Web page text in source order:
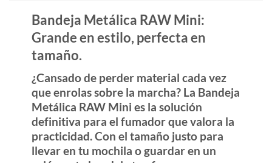
Bandeja Metálica RAW Mini:
Grande en estilo, perfecta en
tamaño.
¿Cansado de perder material cada vez
que enrolas sobre la marcha? La Bandeja
Metálica RAW Mini es la solución
definitiva para el fumador que valora la
practicidad. Con el tamaño justo para
llevar en tu mochila o guardar en un